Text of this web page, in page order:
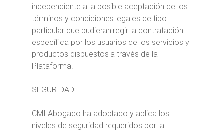
independiente a la posible aceptación de los
términos y condiciones legales de tipo
particular que pudieran regir la contratación
específica por los usuarios de los servicios y
productos dispuestos a través de la
Plataforma.
SEGURIDAD
CMI Abogado ha adoptado y aplica los
niveles de seguridad requeridos por la